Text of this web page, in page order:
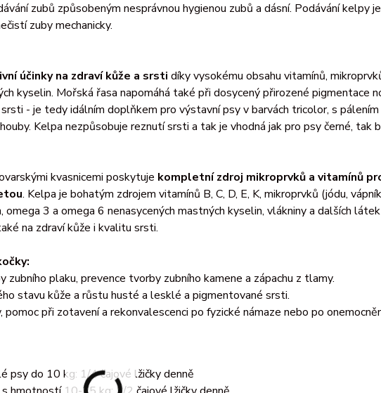
zubů způsobeným nesprávnou hygienou zubů a dásní. Podávání kelpy
zuby mechanicky.
účinky na zdraví kůže a srsti díky vysokému obsahu vitamínů,
kyselin. Mořská řasa napomáhá také při dosycený přirozené pigmentace
srsti - je tedy idálním doplňkem pro výstavní psy v barvách tricolor, s
Kelpa nezpůsobuje reznutí srsti a tak je vhodná jak pro psy černé, tak
kvasnicemi poskytuje kompletní zdroj mikroprvků a vitamínů
. Kelpa je bohatým zdrojem vitamínů B, C, D, E, K, mikroprvků (jódu,
omega 3 a omega 6 nenasycených mastných kyselin, vlákniny a dalších
na zdraví kůže i kvalitu srsti.
zubního plaku, prevence tvorby zubního kamene a zápachu z tlamy.
stavu kůže a růstu husté a lesklé a pigmentované srsti.
pomoc při zotavení a rekonvalescenci po fyzické námaze nebo po
psy do 10 kg: 1/4 čajové lžičky denně